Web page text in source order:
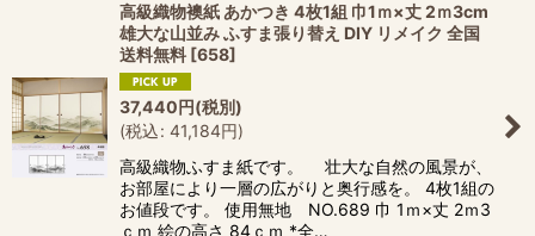
高級織物襖紙 あかつき 4枚1組 巾1ｍ×丈 2ｍ3cm
雄大な山並み ふすま張り替え DIY リメイク 全国
送料無料 [658]
37,440円(税別)
(税込: 41,184円)
高級織物ふすま紙です。 壮大な自然の風景が、
お部屋により一層の広がりと奥行感を。 4枚1組の
お値段です。 使用無地 NO.689 巾 1ｍ×丈 2ｍ3
ｃｍ 絵の高さ 84ｃｍ *全…